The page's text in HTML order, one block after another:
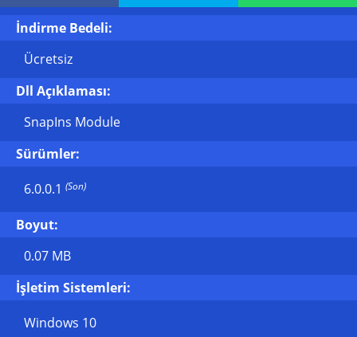
İndirme Bedeli:
Ücretsiz
Dll Açıklaması:
SnapIns Module
Sürümler:
6.0.0.1 (Son)
Boyut:
0.07 MB
İşletim Sistemleri:
Windows 10